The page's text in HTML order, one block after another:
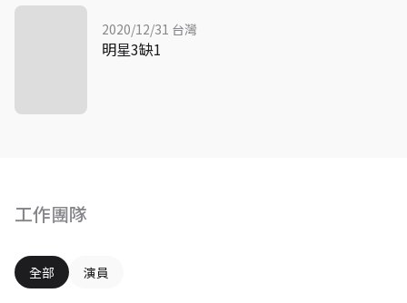
工作團隊
全部 演員
2020/12/31 台灣
明星3缺1